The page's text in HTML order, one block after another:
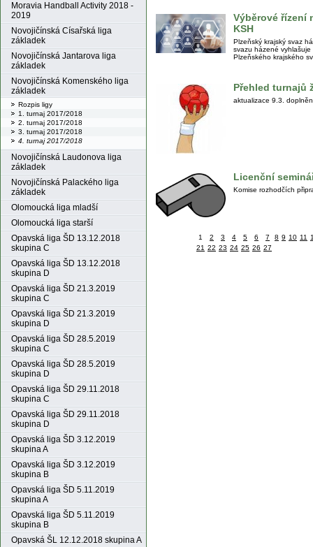
Moravia Handball Activity 2018 -
2019
Novojičínská Císařská liga
základek
Novojičínská Jantarova liga
základek
Novojičínská Komenského liga
základek
Rozpis ligy
1. turnaj 2017/2018
2. turnaj 2017/2018
3. turnaj 2017/2018
4. turnaj 2017/2018
Novojičínská Laudonova liga
základek
Novojičínská Palackého liga
základek
Olomoucká liga mladší
Olomoucká liga starší
Opavská liga ŠD 13.12.2018
skupina C
Opavská liga ŠD 13.12.2018
skupina D
Opavská liga ŠD 21.3.2019
skupina C
Opavská liga ŠD 21.3.2019
skupina D
Opavská liga ŠD 28.5.2019
skupina C
Opavská liga ŠD 28.5.2019
skupina D
Opavská liga ŠD 29.11.2018
skupina C
Opavská liga ŠD 29.11.2018
skupina D
Opavská liga ŠD 3.12.2019
skupina A
Opavská liga ŠD 3.12.2019
skupina B
Opavská liga ŠD 5.11.2019
skupina A
Opavská liga ŠD 5.11.2019
skupina B
Opavská ŠL 12.12.2018 skupina A
Výběrové řízení
KSH
Plzeňský krajský svaz
svazu házené
Plzeňského krajského
Přehled turnajů
aktualizace 9.3.
Licenční
Komise rozhodčích
1 2 3 4 5 6 7 8 9 10 11
21 22 23 24 25 26 27